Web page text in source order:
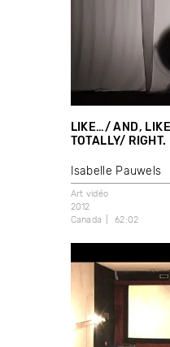
LIKE…/ AND,
TOTALLY/ RIGHT.
Isabelle Pauwels
Art vidéo
2012
Canada
62:02